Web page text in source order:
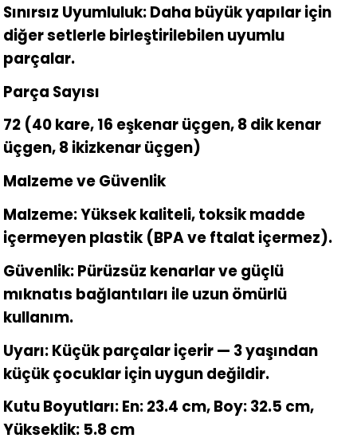
Sınırsız Uyumluluk: Daha büyük yapılar için
diğer setlerle birleştirilebilen uyumlu
parçalar.
Parça Sayısı
72 (40 kare, 16 eşkenar üçgen, 8 dik kenar
üçgen, 8 ikizkenar üçgen)
Malzeme ve Güvenlik
Malzeme: Yüksek kaliteli, toksik madde
içermeyen plastik (BPA ve ftalat içermez).
Güvenlik: Pürüzsüz kenarlar ve güçlü
mıknatıs bağlantıları ile uzun ömürlü
kullanım.
Uyarı: Küçük parçalar içerir — 3 yaşından
küçük çocuklar için uygun değildir.
Kutu Boyutları: En: 23.4 cm, Boy: 32.5 cm,
Yükseklik: 5.8 cm